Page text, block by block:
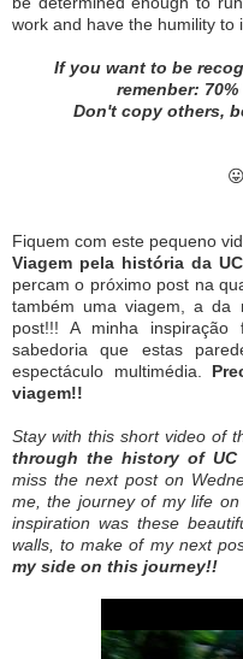
work and have the humility to
If you want to be
remenber:
Don't copy others,
Fiquem com este pequeno
Viagem pela história da
percam o próximo post na
também uma viagem, a da
post!!! A minha
sabedoria que estas
espectáculo multimédia.
viagem!!
Stay with this short video of
through the history of UC
miss the next post on
me, the journey of my life
inspiration was these
walls, to make of my next
my side on this journey!!